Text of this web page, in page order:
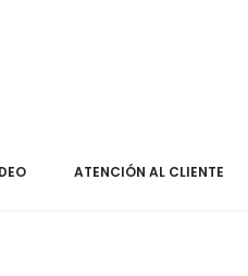
ATENCIÓN AL CLIENTE